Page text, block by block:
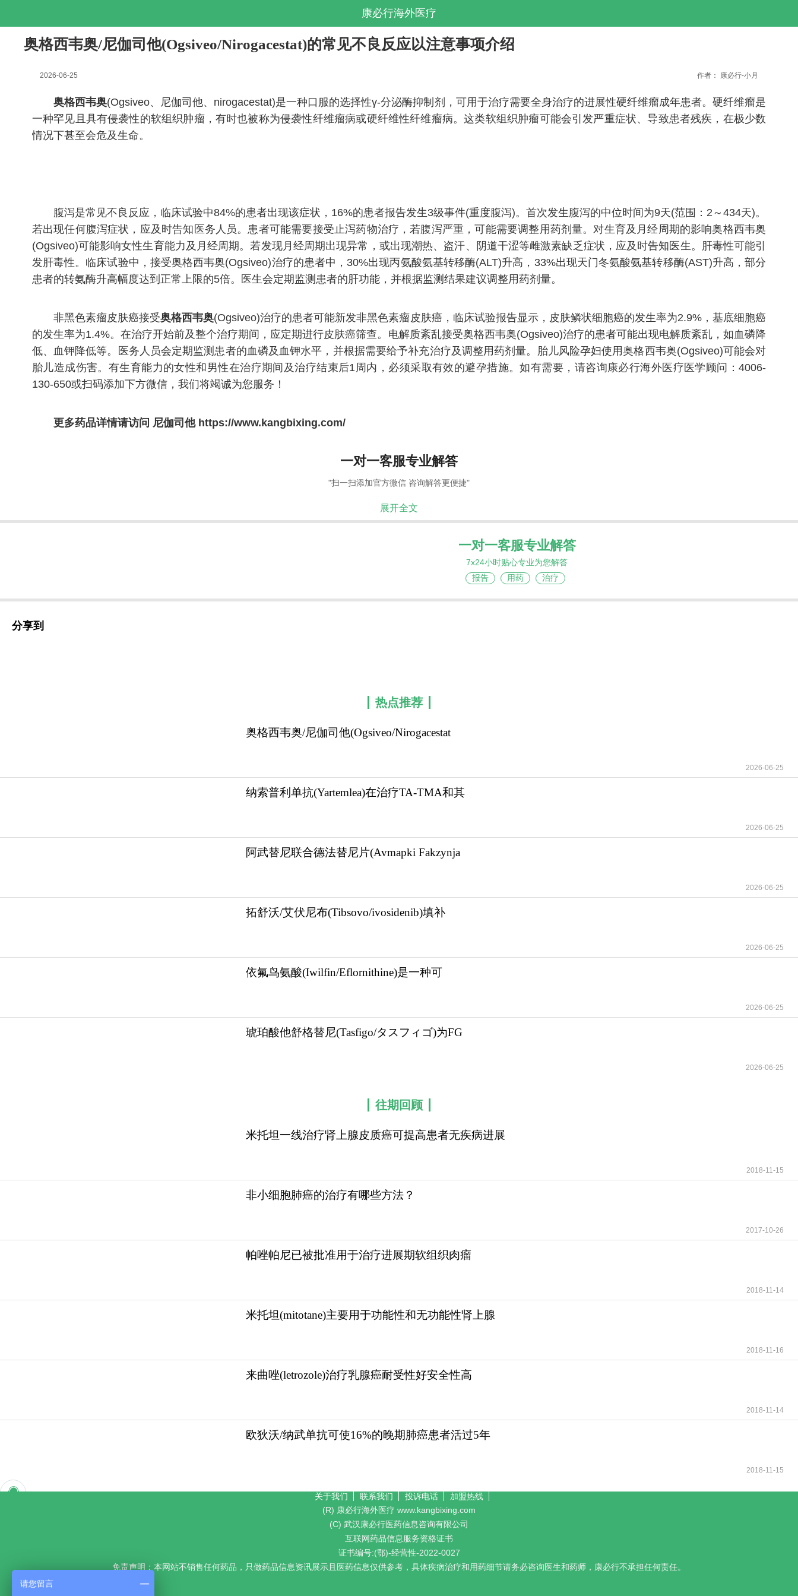
康必行海外医疗
奥格西韦奥/尼伽司他(Ogsiveo/Nirogacestat)的常见不良反应以注意事项介绍
2026-06-25 作者： 康必行-小月
奥格西韦奥(Ogsiveo、尼伽司他、nirogacestat)是一种口服的选择性γ-分泌酶抑制剂，可用于治疗需要全身治疗的进展性硬纤维瘤成年患者。硬纤维瘤是
一种罕见且具有侵袭性的软组织肿瘤，有时也被称为侵袭性纤维瘤病或硬纤维性纤维瘤病。这类软组织肿瘤可能会引发严重症状、导致患者残疾，在极少数
情况下甚至会危及生命。
腹泻是常见不良反应，临床试验中84%的患者出现该症状，16%的患者报告发生3级事件(重度腹泻)。首次发生腹泻的中位时间为9天(范围：2～434天)。
若出现任何腹泻症状，应及时告知医务人员。患者可能需要接受止泻药物治疗，若腹泻严重，可能需要调整用药剂量。对生育及月经周期的影响奥格西韦奥
(Ogsiveo)可能影响女性生育能力及月经周期。若发现月经周期出现异常，或出现潮热、盗汗、阴道干涩等雌激素缺乏症状，应及时告知医生。肝毒性可能引
发肝毒性。临床试验中，接受奥格西韦奥(Ogsiveo)治疗的患者中，30%出现丙氨酸氨基转移酶(ALT)升高，33%出现天门冬氨酸氨基转移酶(AST)升高，部分
患者的转氨酶升高幅度达到正常上限的5倍。医生会定期监测患者的肝功能，并根据监测结果建议调整用药剂量。
非黑色素瘤皮肤癌接受奥格西韦奥(Ogsiveo)治疗的患者可能新发非黑色素瘤皮肤癌，临床试验报告显示，皮肤鳞状细胞癌的发生率为2.9%，基底细胞癌
的发生率为1.4%。在治疗开始前及整个治疗期间，应定期进行皮肤癌筛查。电解质紊乱接受奥格西韦奥(Ogsiveo)治疗的患者可能出现电解质紊乱，如血磷降
低、血钾降低等。医务人员会定期监测患者的血磷及血钾水平，并根据需要给予补充治疗及调整用药剂量。胎儿风险孕妇使用奥格西韦奥(Ogsiveo)可能会对
胎儿造成伤害。有生育能力的女性和男性在治疗期间及治疗结束后1周内，必须采取有效的避孕措施。如有需要，请咨询康必行海外医疗医学顾问：4006-
130-650或扫码添加下方微信，我们将竭诚为您服务！
更多药品详情请访问 尼伽司他 https://www.kangbixing.com/
一对一客服专业解答
"扫一扫添加官方微信 咨询解答更便捷"
展开全文
一对一客服专业解答
7x24小时贴心专业为您解答
报告
用药 治疗
分享到
热点推荐
奥格西韦奥/尼伽司他(Ogsiveo/Nirogacestat
2026-06-25
纳索普利单抗(Yartemlea)在治疗TA-TMA和其
2026-06-25
阿武替尼联合德法替尼片(Avmapki Fakzynja
2026-06-25
拓舒沃/艾伏尼布(Tibsovo/ivosidenib)填补
2026-06-25
依氟鸟氨酸(Iwilfin/Eflornithine)是一种可
2026-06-25
琥珀酸他舒格替尼(Tasfigo/タスフィゴ)为FG
2026-06-25
往期回顾
米托坦一线治疗肾上腺皮质癌可提高患者无疾病进展
2018-11-15
非小细胞肺癌的治疗有哪些方法？
2017-10-26
帕唑帕尼已被批准用于治疗进展期软组织肉瘤
2018-11-14
米托坦(mitotane)主要用于功能性和无功能性肾上腺
2018-11-16
来曲唑(letrozole)治疗乳腺癌耐受性好安全性高
2018-11-14
欧狄沃/纳武单抗可使16%的晚期肺癌患者活过5年
2018-11-15
关于我们 联系我们 投诉电话
加盟热线
(R) 康必行海外医疗 www.kangbixing.com
(C) 武汉康必行医药信息咨询有限公司
互联网药品信息服务资格证书
证书编号:(鄂)-经营性-2022-0027
免责声明：本网站不销售任何药品，只做药品信息资讯展示且医药信息仅供参考，具体疾病治疗和用药细节请务必咨询医生和药师，康必行不承担任何责任。
请您留言